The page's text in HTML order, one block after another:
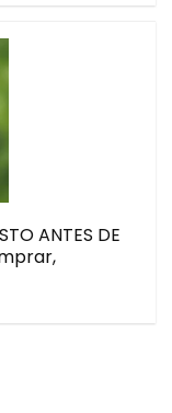
ANTES DE